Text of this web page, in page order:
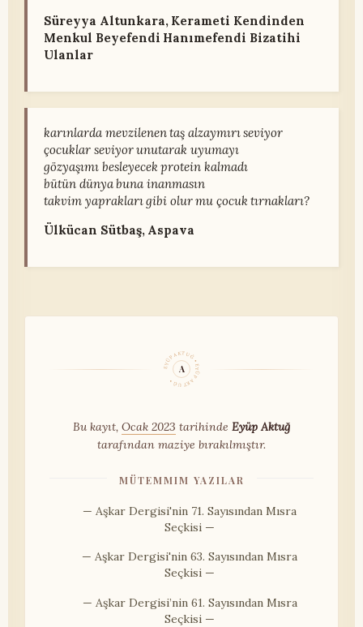
Süreyya Altunkara, Kerameti Kendinden
Menkul Beyefendi Hanımefendi Bizatihi
Ulanlar
karınlarda mevzilenen taş alzaymırı seviyor
çocuklar seviyor unutarak uyumayı
gözyaşımı besleyecek protein kalmadı
bütün dünya buna inanmasın
takvim yaprakları gibi olur mu çocuk tırnakları?
Ülkücan Sütbaş, Aspava
EYÜP AKTUĞ • EYÜP AKTUĞ •
A
Bu kayıt, Ocak 2023 tarihinde Eyüp Aktuğ
tarafından maziye bırakılmıştır.
MÜTEMMIM YAZILAR
— Aşkar Dergisi'nin 71. Sayısından Mısra
Seçkisi —
— Aşkar Dergisi'nin 63. Sayısından Mısra
Seçkisi —
— Aşkar Dergisi’nin 61. Sayısından Mısra
Seçkisi —